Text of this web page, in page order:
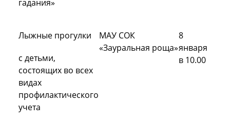
гадания»
Лыжные прогулки
с детьми,
состоящих во всех
видах
профилактического
учета
МАУ СОК
«Зауральная роща»
8
января
в 10.00